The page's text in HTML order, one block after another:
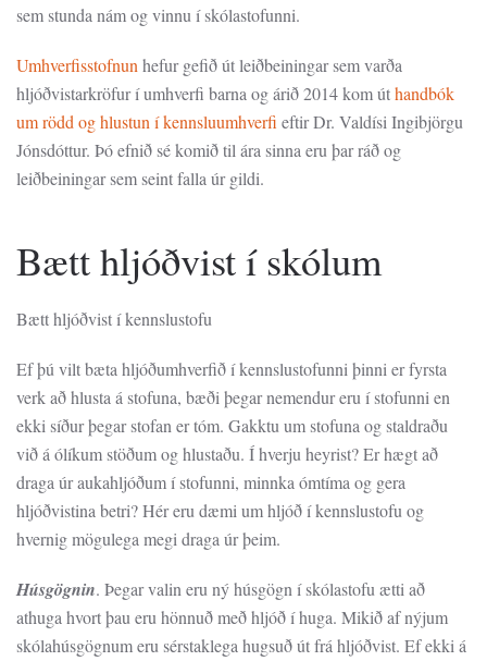
sem stunda nám og vinnu í skólastofunni.
Umhverfisstofnunhefur gefið út leiðbeiningar sem varða
hljóðvistarkröfur í umhverfi barna og árið 2014 kom úthandbók
um rödd og hlustun í kennsluumhverfi eftir Dr. Valdísi Ingibjörgu
Jónsdóttur. Þó efnið sé komið til ára sinna eru þar ráð og
leiðbeiningar sem seint falla úr gildi.
Bætt hljóðvist í skólum
Bætt hljóðvist í kennslustofu
Ef þú vilt bæta hljóðumhverfið í kennslustofunni þinni er fyrsta
verk að hlusta á stofuna, bæði þegar nemendur eru í stofunni en
ekki síður þegar stofan er tóm. Gakktu um stofuna og staldraðu
við á ólíkum stöðum og hlustaðu. Í hverju heyrist? Er hægt að
draga úr aukahljóðum í stofunni, minnka ómtíma og gera
hljóðvistina betri? Hér eru dæmi um hljóð í kennslustofu og
hvernig mögulega megi draga úr þeim.
Húsgögnin. Þegar valin eru ný húsgögn í skólastofu ætti að
athuga hvort þau eru hönnuð með hljóð í huga. Mikið af nýjum
skólahúsgögnum eru sérstaklega hugsuð út frá hljóðvist. Ef ekki á